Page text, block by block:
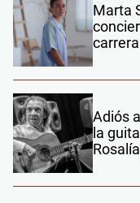
Marta
Adiós
la